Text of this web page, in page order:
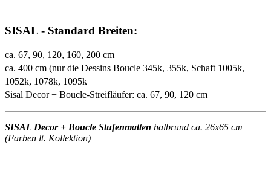
SISAL - Standard Breiten:
ca. 67, 90, 120, 160, 200 cm
ca. 400 cm (nur die Dessins Boucle 345k, 355k, Schaft 1005k,
1052k, 1078k, 1095k
Sisal Decor + Boucle-Streifläufer: ca. 67, 90, 120 cm
SISAL Decor + Boucle Stufenmatten halbrund ca. 26x65 cm
(Farben lt. Kollektion)